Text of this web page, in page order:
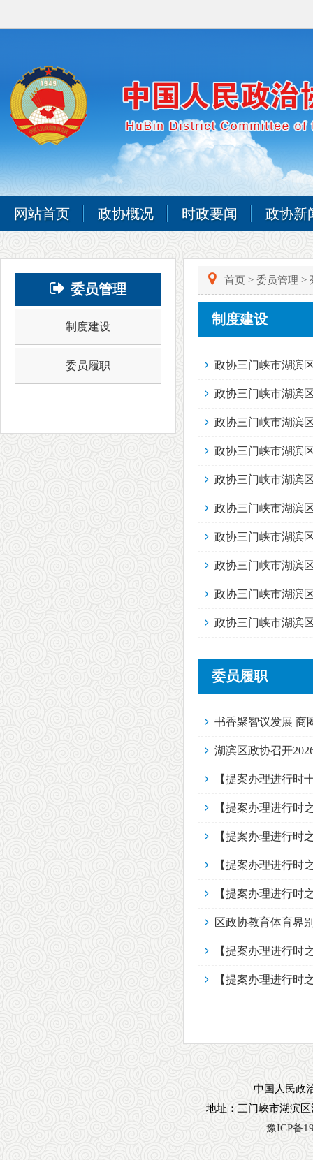
网站首页 政协概况 时政要闻 政协新
委员管理
制度建设
委员履职
首页 > 委员管理 >
制度建设
政协三门峡市湖滨
政协三门峡市湖滨
政协三门峡市湖滨
政协三门峡市湖滨
政协三门峡市湖滨
政协三门峡市湖滨
政协三门峡市湖滨
政协三门峡市湖滨
政协三门峡市湖滨
政协三门峡市湖滨
委员履职
书香聚智议发展 商
湖滨区政协召开
【提案办理进行时
【提案办理进行时
【提案办理进行时
【提案办理进行时
【提案办理进行时
区政协教育体育界
【提案办理进行时
【提案办理进行时
中国人民政
地址：三门峡市湖滨
豫ICP备